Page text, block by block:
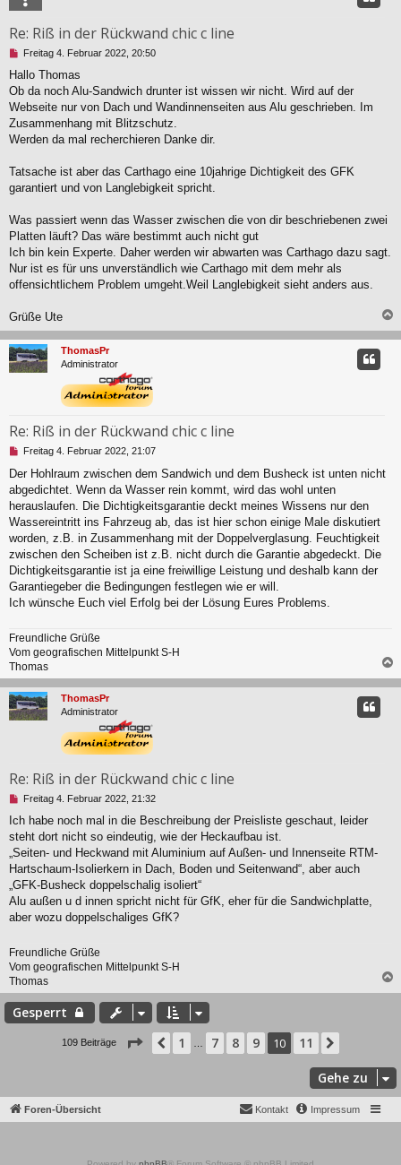
g
Re: Riß in der Rückwand chic c line
U
g
e
l
e
s
e
e
r
e
i
t
r
a
g
Freitag 4. Februar 2022, 20:50
Hallo Thomas
Ob da noch Alu-Sandwich drunter ist wissen wir nicht. Wird auf der
Webseite nur von Dach und Wandinnenseiten aus Alu geschrieben. Im
Zusammenhang mit Blitzschutz.
Werden da mal recherchieren Danke dir.
Tatsache ist aber das Carthago eine 10jahrige Dichtigkeit des GFK
garantiert und von Langlebigkeit spricht.
Was passiert wenn das Wasser zwischen die von dir beschriebenen zwei
Platten läuft? Das wäre bestimmt auch nicht gut
Ich bin kein Experte. Daher werden wir abwarten was Carthago dazu sagt.
Nur ist es für uns unverständlich wie Carthago mit dem mehr als
offensichtlichem Problem umgeht.Weil Langlebigkeit sieht anders aus.
Grüße Ute
a
c
ThomasPr
Administrator
Re: Riß in der Rückwand chic c line
U
g
e
l
e
e
n
e
r
B
t
r
a
g
Freitag 4. Februar 2022, 21:07
Der Hohlraum zwischen dem Sandwich und dem Busheck ist unten nicht
abgedichtet. Wenn da Wasser rein kommt, wird das wohl unten
herauslaufen. Die Dichtigkeitsgarantie deckt meines Wissens nur den
Wassereintritt ins Fahrzeug ab, das ist hier schon einige Male diskutiert
worden, z.B. in Zusammenhang mit der Doppelverglasung. Feuchtigkeit
zwischen den Scheiben ist z.B. nicht durch die Garantie abgedeckt. Die
Dichtigkeitsgarantie ist ja eine freiwillige Leistung und deshalb kann der
Garantiegeber die Bedingungen festlegen wie er will.
Ich wünsche Euch viel Erfolg bei der Lösung Eures Problems.
Freundliche Grüße
Vom geografischen Mittelpunkt S-H
Thomas
a
c
ThomasPr
Administrator
Re: Riß in der Rückwand chic c line
U
g
e
l
e
s
e
n
e
e
i
t
a
g
Freitag 4. Februar 2022, 21:32
Ich habe noch mal in die Beschreibung der Preisliste geschaut, leider
steht dort nicht so eindeutig, wie der Heckaufbau ist.
„Seiten- und Heckwand mit Aluminium auf Außen- und Innenseite RTM-
Hartschaum-Isolierkern in Dach, Boden und Seitenwand“, aber auch
„GFK-Busheck doppelschalig isoliert“
Alu außen u d innen spricht nicht für GfK, eher für die Sandwichplatte,
aber wozu doppelschaliges GfK?
Freundliche Grüße
Vom geografischen Mittelpunkt S-H
Thomas
a
Gesperrt
109 Beiträge Seite 10 von 11
Vorherige
1 7 8 9 10 11
Gehe zu
Foren-Übersicht Impressum
Kontakt